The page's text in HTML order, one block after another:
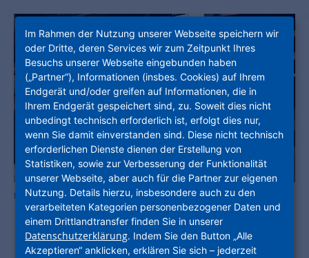
Fertiges Wandelement vor der Verladung.
Im Rahmen der Nutzung unserer Webseite speichern wir
oder Dritte, deren Services wir zum Zeitpunkt Ihres
Besuchs unserer Webseite eingebunden haben
(„Partner“), Informationen (insbes. Cookies) auf Ihrem
Endgerät und/oder greifen auf Informationen, die in
Ihrem Endgerät gespeichert sind, zu. Soweit dies nicht
unbedingt technisch erforderlich ist, erfolgt dies nur,
wenn Sie damit einverstanden sind. Diese nicht technisch
erforderlichen Dienste dienen der Erstellung von
Statistiken, sowie zur Verbesserung der Funktionalität
unserer Webseite, aber auch für die Partner zur eigenen
Nutzung. Details hierzu, insbesondere auch zu den
verarbeiteten Kategorien personenbezogener Daten und
einem Drittlandtransfer finden Sie in unserer
Datenschutzerklärung. Indem Sie den Button „Alle
Akzeptieren“ anklicken, erklären Sie sich – jederzeit